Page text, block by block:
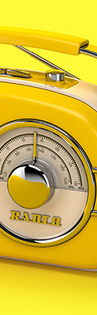
de
es duran a
com a latarda
,funcional,
posturali
inscriure’s
dillunses farà
tarda;dimarts
a la tarda;
i a la